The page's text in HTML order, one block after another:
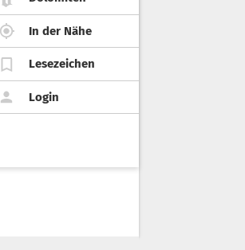
In der Nähe
Lesezeichen
Login